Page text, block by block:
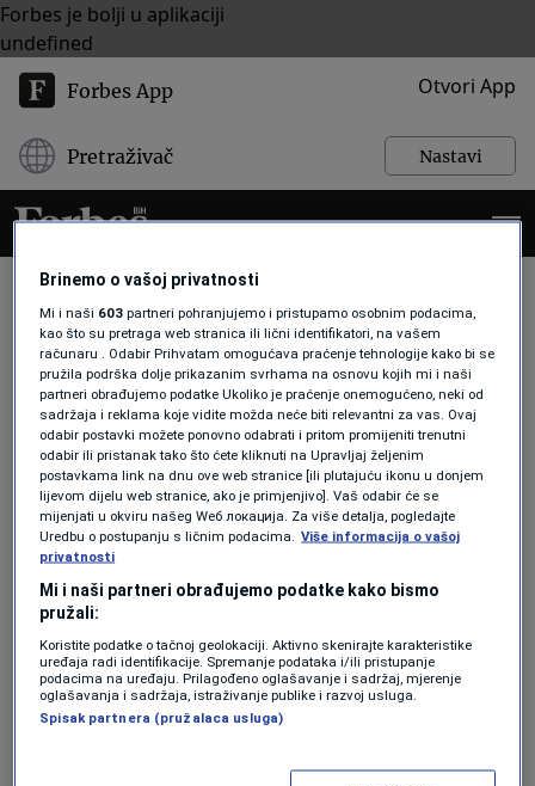
Forbes je bolji u aplikaciji
undefined
Forbes App Otvori App
Pretraživač Nastavi
POPLAVE
AKTUELNOSTI
Nakon poplava: Kompanija Violeta
jednoj porodici iz Jablanice gradi
kuću, a Fondacija iz Beograda donira
100.000 eura
Forbes BiH
Uragan Milton ruši sve pred sobom:
svane"
Amela Keserović Polić
AKTUELNOSTI
potopio sebe?
Brinemo o vašoj privatnosti
Mi i naši 603 partneri pohranjujemo i pristupamo osobnim podacima,
kao što su pretraga web stranica ili lični identifikatori, na vašem
računaru . Odabir Prihvatam omogućava praćenje tehnologije kako bi se
pružila podrška dolje prikazanim svrhama na osnovu kojih mi i naši
partneri obrađujemo podatke Ukoliko je praćenje onemogućeno, neki od
sadržaja i reklama koje vidite možda neće biti relevantni za vas. Ovaj
odabir postavki možete ponovno odabrati i pritom promijeniti trenutni
odabir ili pristanak tako što ćete kliknuti na Upravljaj željenim
postavkama link na dnu ove web stranice [ili plutajuću ikonu u donjem
lijevom dijelu web stranice, ako je primjenjivo]. Vaš odabir će se
mijenjati u okviru našeg Wеб локација. Za više detalja, pogledajte
Uredbu o postupanju s ličnim podacima. Više informacija o vašoj
privatnosti
Mi i naši partneri obrađujemo podatke kako bismo
pružali:
Koristite podatke o tačnoj geolokaciji. Aktivno skenirajte karakteristike
uređaja radi identifikacije. Spremanje podataka i/ili pristupanje
podacima na uređaju. Prilagođeno oglašavanje i sadržaj, mjerenje
oglašavanja i sadržaja, istraživanje publike i razvoj usluga.
Spisak partnera (pružalaca usluga)